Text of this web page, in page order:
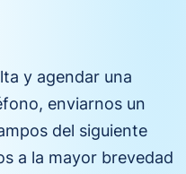
y agendar una
enviarnos un
del siguiente
a la mayor brevedad